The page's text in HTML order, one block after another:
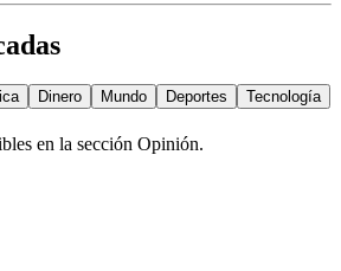
Dinero Mundo Deportes
Tecnología
en la sección Opinión.